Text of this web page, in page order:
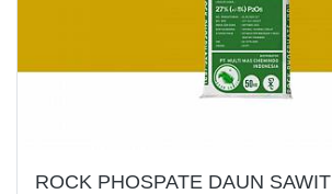
ROCK PHOSPATE DAUN SAWIT